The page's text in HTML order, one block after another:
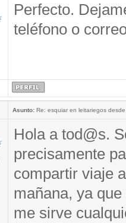
Perfecto.
teléfono o
Asunto:Re: esquiar en leitariegos
Hola a tod@s.
precisamente
compartir viaje
mañana, ya
me sirve